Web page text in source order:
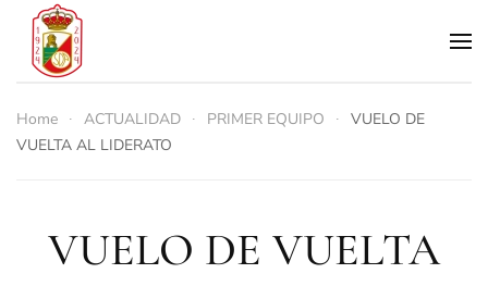
Skip to main content
Home ACTUALIDAD PRIMER EQUIPO
VUELO DE
VUELTA AL LIDERATO
VUELO DE VUELTA